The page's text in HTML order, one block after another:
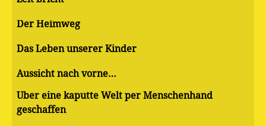
Der Heimweg
Das Leben unserer Kinder
Aussicht nach vorne…
Über eine kaputte Welt per Menschenhand
geschaffen